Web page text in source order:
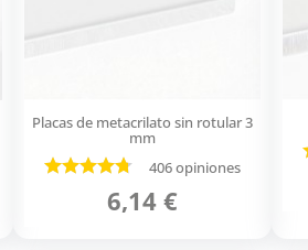
Placas de metacrilato sin rotular 3
mm
406 opiniones
6,14 €